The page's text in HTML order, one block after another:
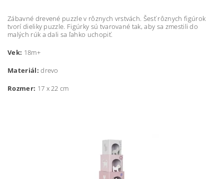
Zábavné drevené puzzle v rôznych vrstvách. Šesť rôznych figúrok
tvorí dieliky puzzle. Figúrky sú tvarované tak, aby sa zmestili do
malých rúk a dali sa ľahko uchopiť.
Vek: 18m+
Materiál: drevo
Rozmer: 17 x 22 cm